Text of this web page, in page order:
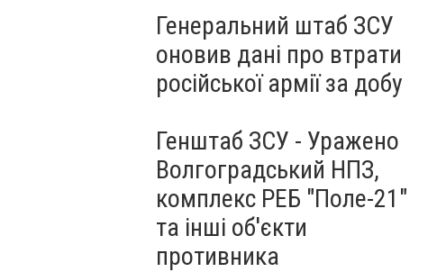
Генеральний штаб ЗСУ
оновив дані про втрати
російської армії за добу
Генштаб ЗСУ - Уражено
Волгоградський НПЗ,
комплекс РЕБ "Поле-21"
та інші об'єкти
противника